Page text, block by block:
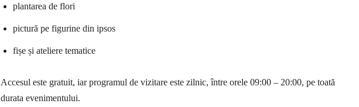
plantarea de flori
pictură pe figurine din ipsos
fișe și ateliere tematice
Accesul este gratuit, iar programul de vizitare este zilnic, între orele 09:00 – 20:00, pe toată
durata evenimentului.